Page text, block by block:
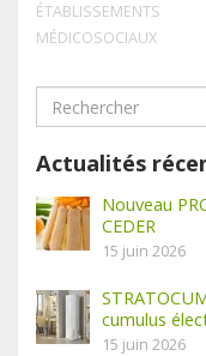
ÉTABLISSEMENTS
MÉDICOSOCIAUX
Actualités
Nouveau
CEDER
15 juin 2026
cumulus
15 juin 2026